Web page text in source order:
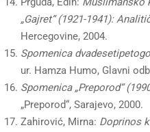
„Gajret“ (1921-1941):
Hercegovine, 2004.
Spomenica
ur. Hamza Humo, Glavni
Spomenica „Preporod“
„Preporod“, Sarajevo, 2000.
Zahirović, Mirna: Doprinos